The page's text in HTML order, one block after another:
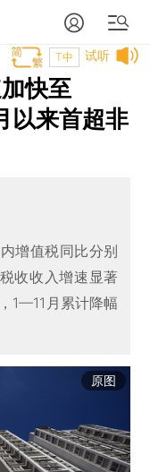
试听
T中
快至
以来首超非
增值税同比分别
收收入增速显著
1—11月累计降幅
原图